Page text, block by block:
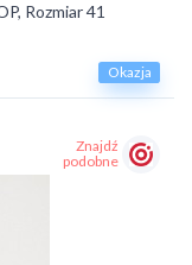
Okazja
Rozmiar 41
Znajdź
podobne